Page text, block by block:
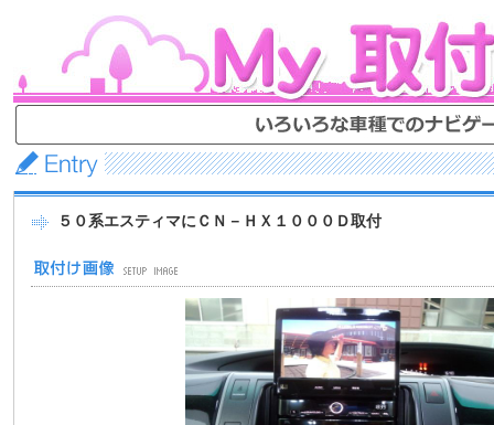
５０系エスティマにＣＮ－ＨＸ１０００Ｄ取付